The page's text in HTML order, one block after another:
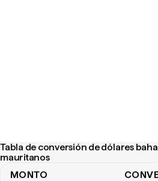
Tabla de conversión de dólares
mauritanos
MONTO